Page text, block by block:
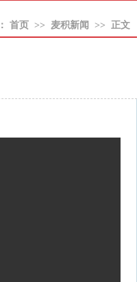
首页 >> 麦积新闻 >> 正文